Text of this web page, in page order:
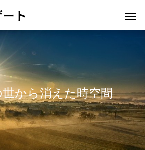
ト
から消えた時空間